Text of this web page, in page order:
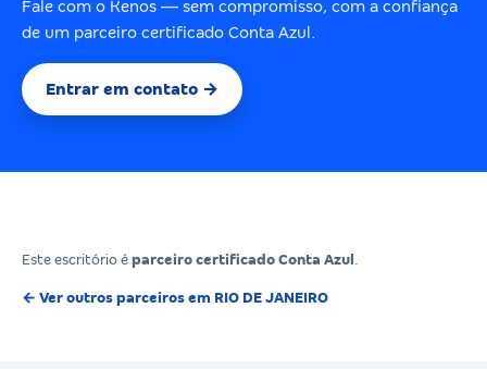
Fale com o Kenos — sem compromisso, com a confiança
de um parceiro certificado Conta Azul.
Entrar em contato →
Este escritório é parceiro certificado Conta Azul
← Ver outros parceiros em RIO DE JANEIRO